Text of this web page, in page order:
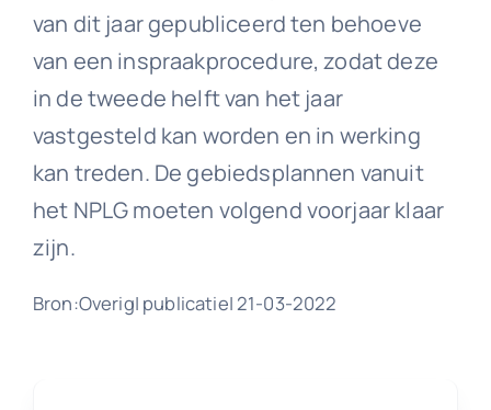
van dit jaar gepubliceerd ten behoeve
van een inspraakprocedure, zodat deze
in de tweede helft van het jaar
vastgesteld kan worden en in werking
kan treden. De gebiedsplannen vanuit
het NPLG moeten volgend voorjaar klaar
zijn.
Bron:Overig| publicatie| 21-03-2022